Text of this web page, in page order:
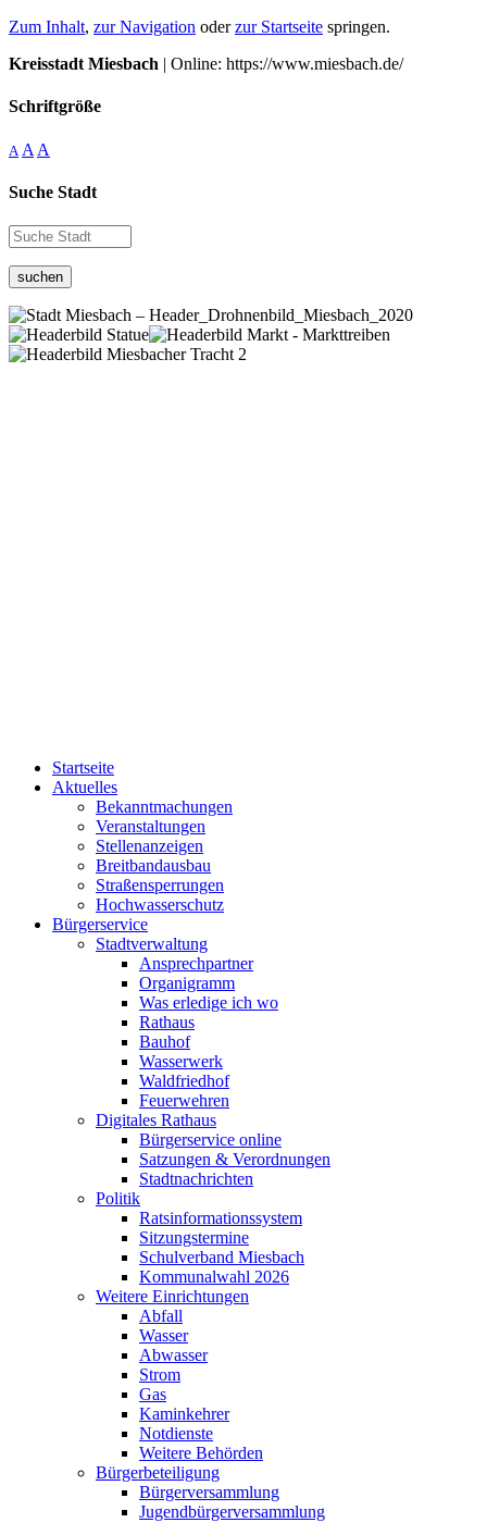
Zum Inhalt, zur Navigation oderzur Startseite springen.
Kreisstadt Miesbach | Online: https://www.miesbach.de/
Schriftgröße
A A A
Suche Stadt
suchen
Startseite
Aktuelles
Bekanntmachungen
Veranstaltungen
Stellenanzeigen
Breitbandausbau
Straßensperrungen
Hochwasserschutz
Bürgerservice
Stadtverwaltung
Ansprechpartner
Organigramm
Was erledige ich wo
Rathaus
Bauhof
Wasserwerk
Waldfriedhof
Feuerwehren
Digitales Rathaus
Bürgerservice online
Satzungen & Verordnungen
Stadtnachrichten
Politik
Ratsinformationssystem
Sitzungstermine
Schulverband Miesbach
Kommunalwahl 2026
Weitere Einrichtungen
Abfall
Wasser
Abwasser
Strom
Gas
Kaminkehrer
Notdienste
Weitere Behörden
Bürgerbeteiligung
Bürgerversammlung
Jugendbürgerversammlung